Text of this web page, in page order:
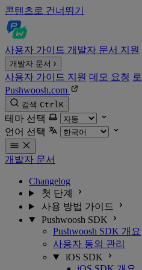
콘텐츠로 건너뛰기
사용자 가이드 개발자 문서 지원
개발자 문서
사용자 가이드 지원 데모 요청
Pushwoosh.com
검색 CtrlK
테마 선택
언어 선택
개발자 문서
Changelog
첫 단계
사용 방법 가이드
Pushwoosh SDK
Pushwoosh SDK 개요
사용자 동의 관리
iOS SDK